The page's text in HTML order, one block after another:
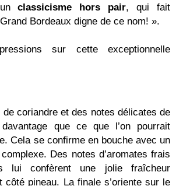
unclassicisme hors pair, qui fait
Bordeaux digne de ce nom! ».
sur cette exceptionnelle
de coriandre et des notes délicates de
que ce que l’on pourrait
Cela se confirme en bouche avec un
Des notes d’aromates frais
lui confèrent une jolie fraîcheur
côté pineau. La finale s’oriente sur le